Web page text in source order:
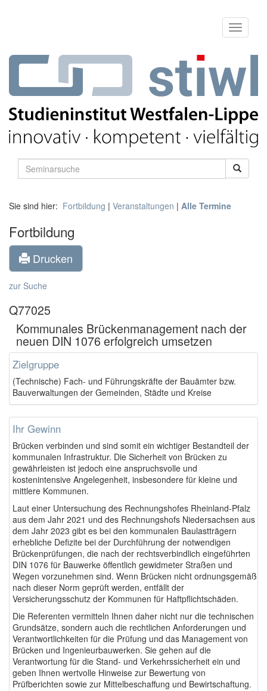
Sie sind hier: Fortbildung | Veranstaltungen | Alle Termine
Fortbildung
Drucken
zur Suche
Q77025
Kommunales Brückenmanagement nach der
neuen DIN 1076 erfolgreich umsetzen
Zielgruppe
(Technische) Fach- und Führungskräfte der Bauämter bzw.
Bauverwaltungen der Gemeinden, Städte und Kreise
Ihr Gewinn
Brücken verbinden und sind somit ein wichtiger Bestandteil der
kommunalen Infrastruktur. Die Sicherheit von Brücken zu
gewährleisten ist jedoch eine anspruchsvolle und
kostenintensive Angelegenheit, insbesondere für kleine und
mittlere Kommunen.
Laut einer Untersuchung des Rechnungshofes Rheinland-Pfalz
aus dem Jahr 2021 und des Rechnungshofs Niedersachsen aus
dem Jahr 2023 gibt es bei den kommunalen Baulastträgern
erhebliche Defizite bei der Durchführung der notwendigen
Brückenprüfungen, die nach der rechtsverbindlich eingeführten
DIN 1076 für Bauwerke öffentlich gewidmeter Straßen und
Wegen vorzunehmen sind. Wenn Brücken nicht ordnungsgemäß
nach dieser Norm geprüft werden, entfällt der
Versicherungsschutz der Kommunen für Haftpflichtschäden.
Die Referenten vermitteln Ihnen daher nicht nur die technischen
Grundsätze, sondern auch die rechtlichen Anforderungen und
Verantwortlichkeiten für die Prüfung und das Management von
Brücken und Ingenieurbauwerken. Sie gehen auf die
Verantwortung für die Stand- und Verkehrssicherheit ein und
geben Ihnen wertvolle Hinweise zur Bewertung von
Prüfberichten sowie zur Mittelbeschaffung und Bewirtschaftung.